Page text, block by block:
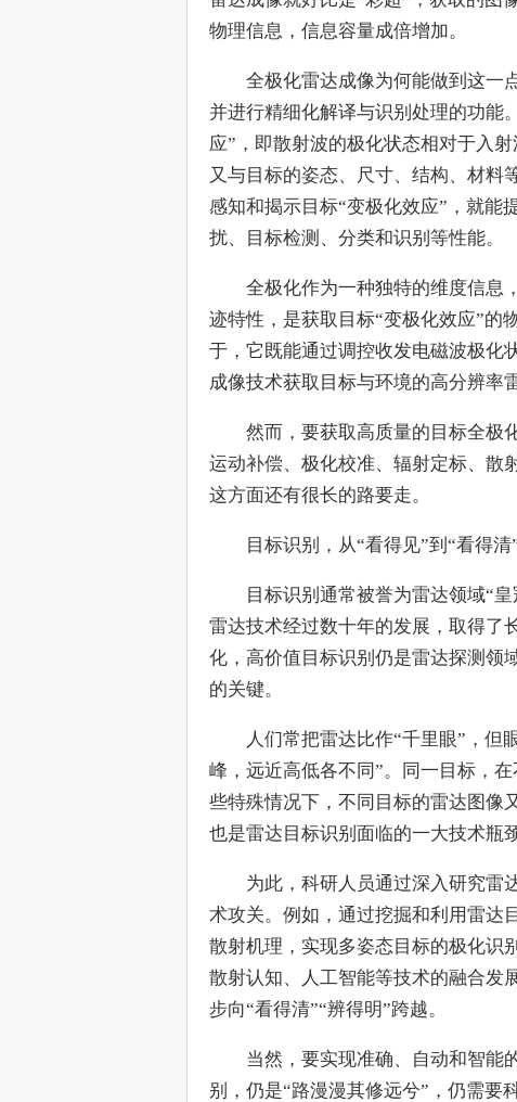
物理信息，信息容量成倍增加。
全极化雷达成像为何能做到这一点
并进行精细化解译与识别处理的功能
应”，即散射波的极化状态相对于入
又与目标的姿态、尺寸、结构、材料
感知和揭示目标“变极化效应”，就能
扰、目标检测、分类和识别等性能。
全极化作为一种独特的维度信息，
迹特性，是获取目标“变极化效应”的
于，它既能通过调控收发电磁波极化
成像技术获取目标与环境的高分辨率
然而，要获取高质量的目标全极化
运动补偿、极化校准、辐射定标、散
这方面还有很长的路要走。
目标识别，从“看得见”到“看得清
目标识别通常被誉为雷达领域“皇
雷达技术经过数十年的发展，取得了
化，高价值目标识别仍是雷达探测领
的关键。
人们常把雷达比作“千里眼”，但眼
峰，远近高低各不同”。同一目标，
些特殊情况下，不同目标的雷达图像
也是雷达目标识别面临的一大技术瓶颈
为此，科研人员通过深入研究雷达
术攻关。例如，通过挖掘和利用雷达
散射机理，实现多姿态目标的极化识
散射认知、人工智能等技术的融合发
步向“看得清”“辨得明”跨越。
当然，要实现准确、自动和智能的
别，仍是“路漫漫其修远兮”，仍需要